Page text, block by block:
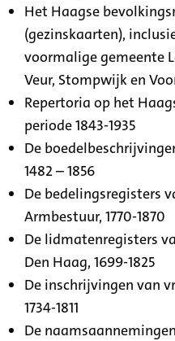
Het Haagse
(gezinskaarten),
voormalige gemeente
Veur, Stompwijk en
Repertoria op het
periode 1843-1935
De
1482 – 1856
De bedelingsregisters
Armbestuur, 1770-1870
De lidmatenregisters
Den Haag, 1699-1825
De inschrijvingen van
1734-1811
De